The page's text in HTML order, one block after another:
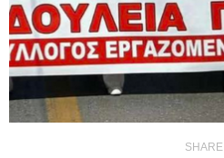
SHARE